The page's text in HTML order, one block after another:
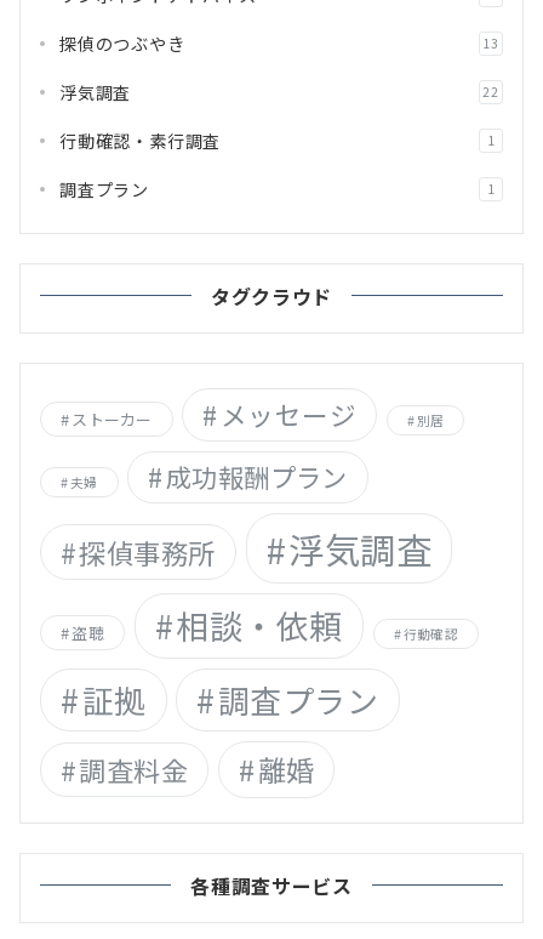
探偵のつぶやき 13
浮気調査 22
行動確認・素行調査 1
調査プラン 1
タグクラウド
ストーカー メッセージ 別居
夫婦 成功報酬プラン
探偵事務所 浮気調査
盗聴 相談・依頼 行動確認
証拠 調査プラン
調査料金 離婚
各種調査サービス